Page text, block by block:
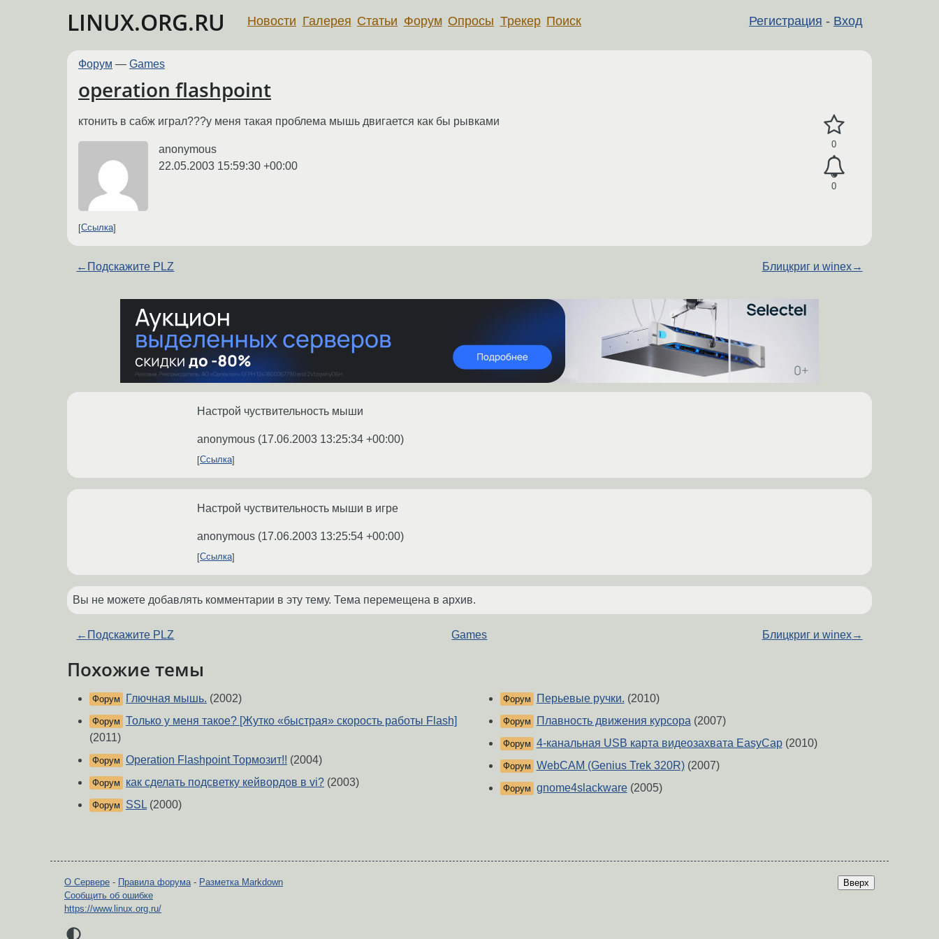
LINUX.ORG.RU Регистрация - Вход
Новости Галерея Статьи Форум Опросы Трекер Поиск
Форум — Games
operation flashpoint
0
0
ктонить в сабж играл???у меня такая проблема мышь двигается как бы рывками
anonymous
22.05.2003 15:59:30 +00:00
Ссылка
← Подскажите PLZ Блицкриг и winex→
Настрой чуствительность мыши
anonymous (17.06.2003 13:25:34 +00:00)
Ссылка
Настрой чуствительность мыши в игре
anonymous (17.06.2003 13:25:54 +00:00)
Ссылка
Вы не можете добавлять комментарии в эту тему. Тема перемещена в архив.
← Подскажите PLZ Games Блицкриг и winex→
Похожие темы
Форум Глючная мышь. (2002)
Форум Только у меня такое? [Жутко «быстрая» скорость работы Flash]
(2011)
Форум Operation Flashpoint Тормозит!! (2004)
Форум как сделать подсветку кейвордов в vi? (2003)
Форум SSL(2000)
Форум Перьевые ручки. (2010)
Форум Плавность движения курсора(2007)
Форум 4-канальная USB карта видеозахвата EasyCap(2010)
Форум WebCAM (Genius Trek 320R)(2007)
Форум gnome4slackware(2005)
Вверх
О Сервере - Правила форума- Разметка Markdown
Сообщить об ошибке
https://www.linux.org.ru/